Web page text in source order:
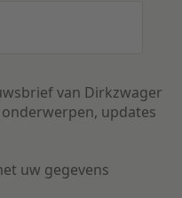
van Dirkzwager
updates
uw gegevens